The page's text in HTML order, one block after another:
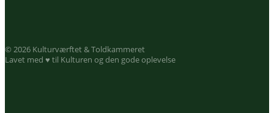
© 2026 Kulturværftet & Toldkammeret
Lavet med ♥ til Kulturen og den gode oplevelse